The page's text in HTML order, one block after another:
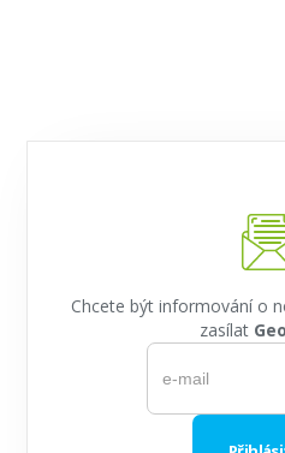
Chcete být informování o
zasílat